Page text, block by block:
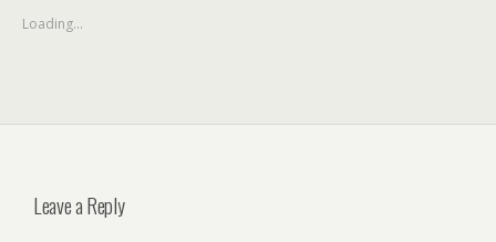
Loading...
Leave a Reply